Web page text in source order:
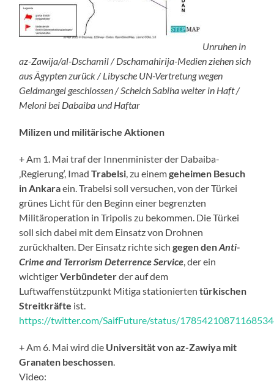
Unruhen in
az-Zawija/al-Dschamil / Dschamahirija-Medien ziehen sich
aus Ägypten zurück / Libysche UN-Vertretung wegen
Geldmangel geschlossen / Scheich Sabiha weiter in Haft /
Meloni bei Dabaiba und Haftar
Milizen und militärische Aktionen
+ Am 1. Mai traf der Innenminister der Dabaiba-
‚Regierung‘, ImadTrabelsi , zu einemgeheimen Besuch
in Ankaraein. Trabelsi soll versuchen, von der Türkei
grünes Licht für den Beginn einer begrenzten
Militäroperation in Tripolis zu bekommen. Die Türkei
soll sich dabei mit dem Einsatz von Drohnen
zurückhalten. Der Einsatz richte sichgegen denAnti-
Crime and Terrorism Deterrence Service , der ein
wichtigerVerbündeterder auf dem
Luftwaffenstützpunkt Mitiga stationiertentürkischen
Streitkräfte ist.
https://twitter.com/SaifFuture/status/
+ Am 6. Mai wird die Universität von az-Zawiya mit
Granaten beschossen
Video: